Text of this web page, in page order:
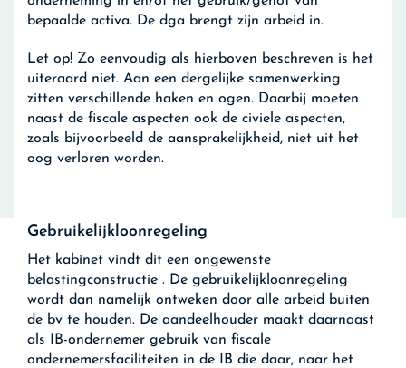
bepaalde activa. De dga brengt zijn arbeid in.
Let op! Zo eenvoudig als hierboven beschreven is het
uiteraard niet. Aan een dergelijke samenwerking
zitten verschillende haken en ogen. Daarbij moeten
naast de fiscale aspecten ook de civiele aspecten,
zoals bijvoorbeeld de aansprakelijkheid, niet uit het
oog verloren worden.
Gebruikelijkloonregeling
Het kabinet vindt dit een ongewenste
belastingconstructie . De gebruikelijkloonregeling
wordt dan namelijk ontweken door alle arbeid buiten
de bv te houden. De aandeelhouder maakt daarnaast
als IB-ondernemer gebruik van fiscale
ondernemersfaciliteiten in de IB die daar, naar het